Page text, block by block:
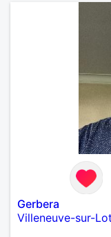
Gerbera
Villeneuve-sur-Lot